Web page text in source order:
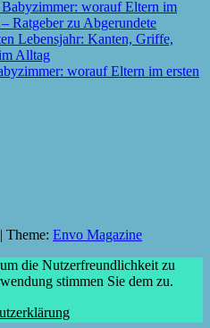
worauf Eltern im ersten
Theme: Envo Magazine
die Nutzerfreundlichkeit zu
stimmen Sie dem zu.